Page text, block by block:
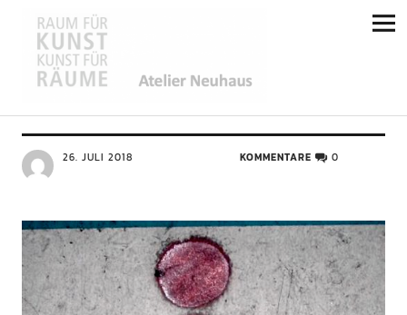
Atelier Neuhaus
ALLGEMEIN
26. JULI 2018 KOMMENTARE 0